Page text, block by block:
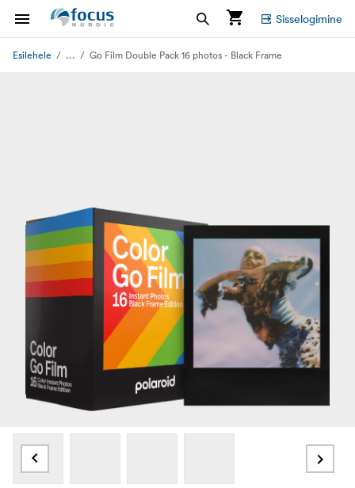
Sisselogimine
Esilehele ... Go Film Double Pack 16 photos - Black Frame